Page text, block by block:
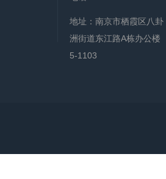
地址：南京市栖霞区八卦
洲街道东江路A栋办公楼
5-1103